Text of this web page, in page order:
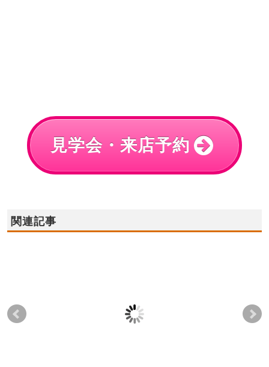
見学会・来店予約
関連記事
2022年11月12日(土),13
2023年1月14日(土),15